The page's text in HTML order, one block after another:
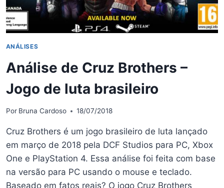
ANÁLISES
Análise de Cruz Brothers –
Jogo de luta brasileiro
Por Bruna Cardoso 18/07/2018
Cruz Brothers é um jogo brasileiro de luta lançado
em março de 2018 pela DCF Studios para PC, Xbox
One e PlayStation 4. Essa análise foi feita com base
na versão para PC usando o mouse e teclado.
Baseado em fatos reais? O jogo Cruz Brothers